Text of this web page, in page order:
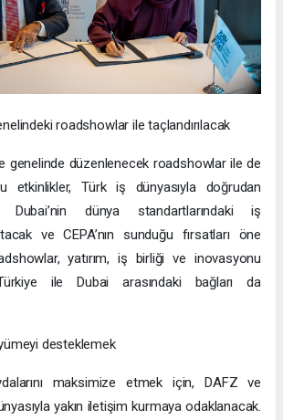
roadshowlar ile taçlandırılacak
genelinde düzenlenecek roadshowlar ile de
etkinlikler, Türk iş dünyasıyla doğrudan
dünya standartlarındaki iş
ve CEPA’nın sunduğu fırsatları öne
yatırım, iş birliği ve inovasyonu
ile Dubai arasındaki bağları da
desteklemek
maksimize etmek için, DAFZ ve
yakın iletişim kurmaya odaklanacak.